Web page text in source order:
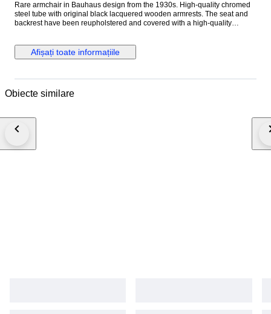
Rare armchair in Bauhaus design from the 1930s. High-quality chromed
steel tube with original black lacquered wooden armrests. The seat and
backrest have been reupholstered and covered with a high-quality
Manufacturer: Mauser Good restored condition with slight signs of use.
Seat Height: 37.0 cm Width: 64 cm Height: 80 cm Depth: 67 cm Please
costs are specified as flat rates, and we still need to inquire about the
will inform you after the purchase whether we will refund overpaid
Afișați toate informațiile
Obiecte similare